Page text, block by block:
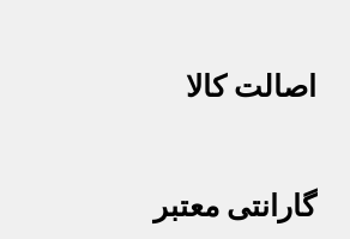
اصالت کالا
گارانتی معتبر